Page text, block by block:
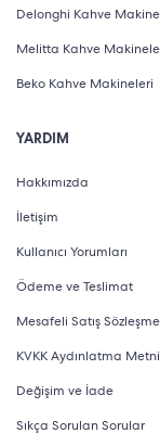
kullanılabilen
direk temasını
başlıklar istenen
Hassas
daha rahat
Erkek Bakım
Erkek bakım seti
çok sayıda
Delonghi Kahve
Melitta Kahve
Beko Kahve Makineleri
YARDIM
Hakkımızda
İletişim
Kullanıcı Yorumları
Ödeme ve Teslimat
Mesafeli Satış
KVKK Aydınlatma Metni
Değişim ve İade
Sıkça Sorulan Sorular